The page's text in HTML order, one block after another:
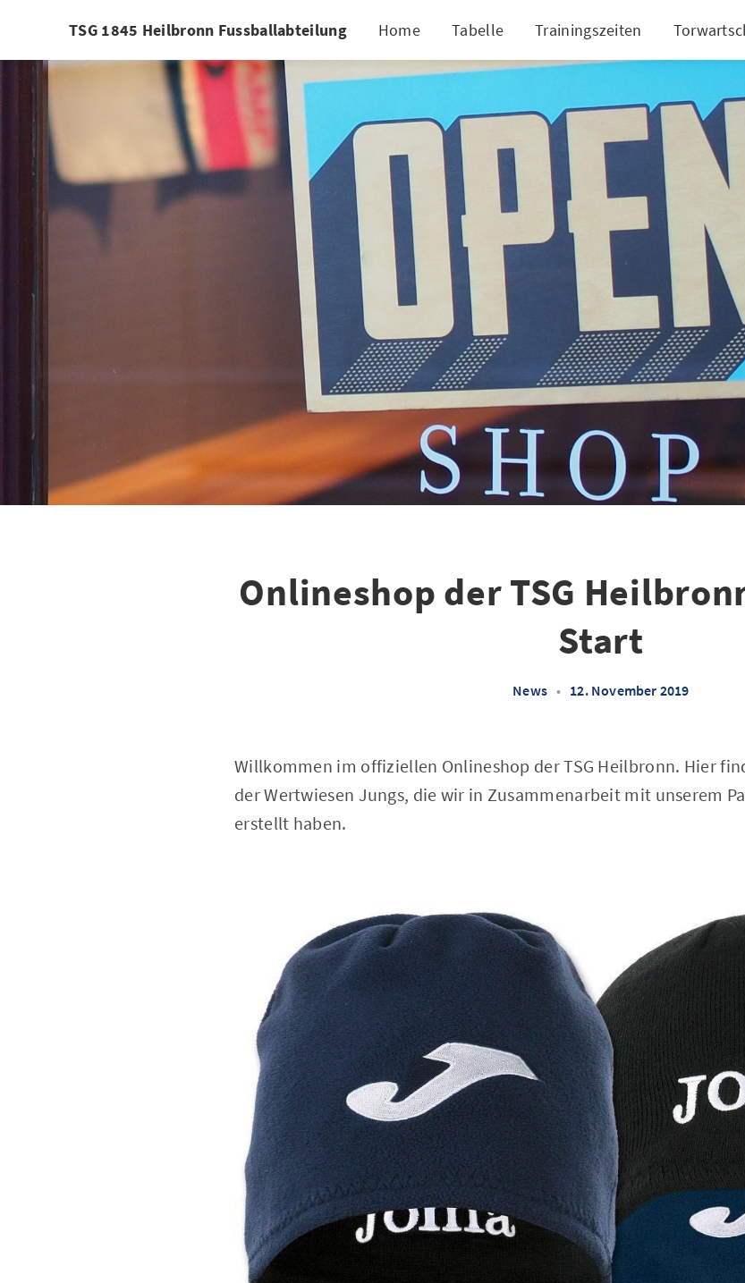
TSG 1845 Heilbronn Fussballabteilung Home Tabelle Trainingszeiten
Onlineshop der TSG
Start
News • 12. November 2019
Willkommen im offiziellen Onlineshop der TSG Heilbronn. Hier
der Wertwiesen Jungs, die wir in Zusammenarbeit mit unserem
erstellt haben.